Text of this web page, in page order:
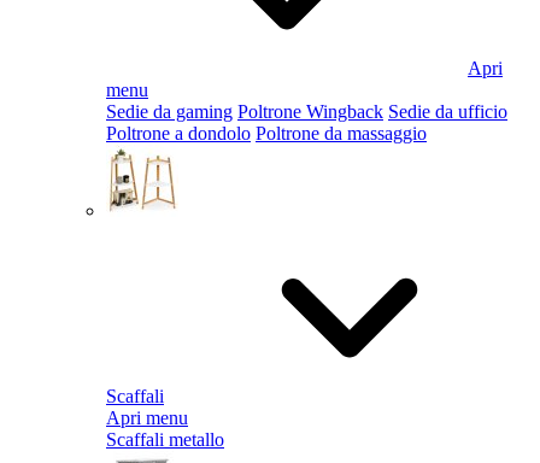
Apri
menu
Sedie da gaming Poltrone Wingback Sedie da ufficio
Poltrone a dondolo Poltrone da massaggio
Scaffali
Apri menu
Scaffali metallo